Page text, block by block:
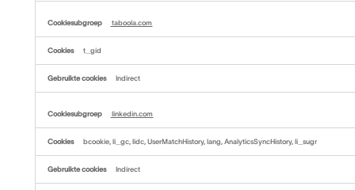
taboola.com
t_gid
Indirect
linkedin.com
bcookie, li_gc, lidc, UserMatchHistory, lang, AnalyticsSyncHistory, li_sugr
Indirect